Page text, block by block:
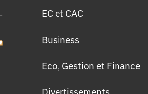
EC et CAC
Business
Eco, Gestion et Finance
Divertissements